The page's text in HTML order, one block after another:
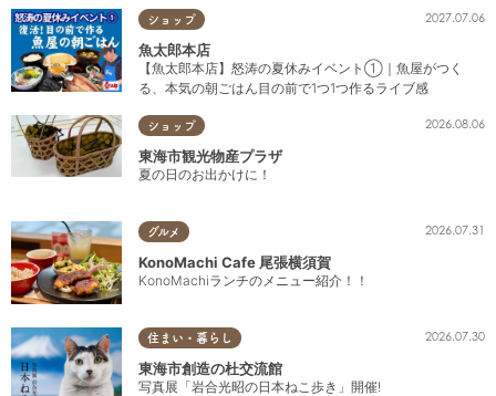
ショップ 2027.07.06
魚太郎本店
【魚太郎本店】怒涛の夏休みイベント①｜魚屋がつく
る、本気の朝ごはん目の前で1つ1つ作るライブ感
ショップ 2026.08.06
東海市観光物産プラザ
夏の日のお出かけに！
グルメ 2026.07.31
KonoMachi Cafe 尾張横須賀
KonoMachiランチのメニュー紹介！！
住まい・暮らし 2026.07.30
東海市創造の杜交流館
写真展「岩合光昭の日本ねこ歩き」開催!